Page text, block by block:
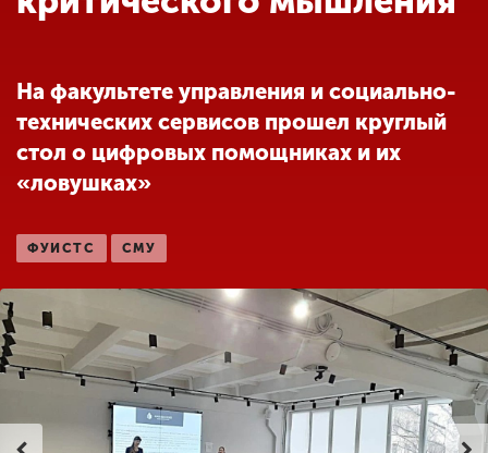
Международная
деятельность
деятельности
Студенческая жизнь
Сведения об
образовательной
организации
На факультете управления и социально-
технических сервисов прошел круглый
стол о цифровых помощниках и их
«ловушках»
ФУИСТС СМУ